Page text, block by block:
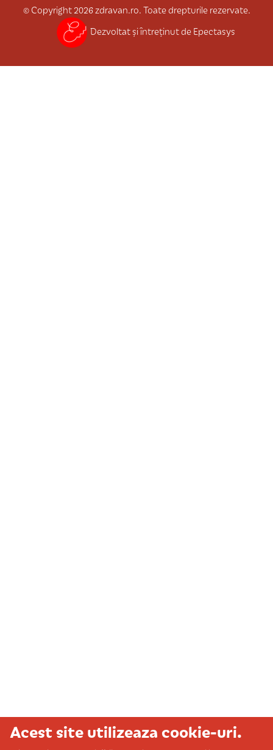
© Copyright 2026 zdravan.ro. Toate drepturile rezervate.
Dezvoltat și întreținut de Epectasys
Acest site utilizeaza cookie-uri.